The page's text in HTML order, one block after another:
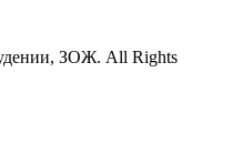
ЗОЖ. All Rights